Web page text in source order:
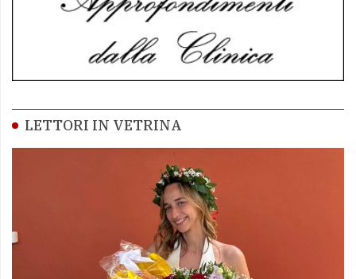
LETTORI IN VETRINA